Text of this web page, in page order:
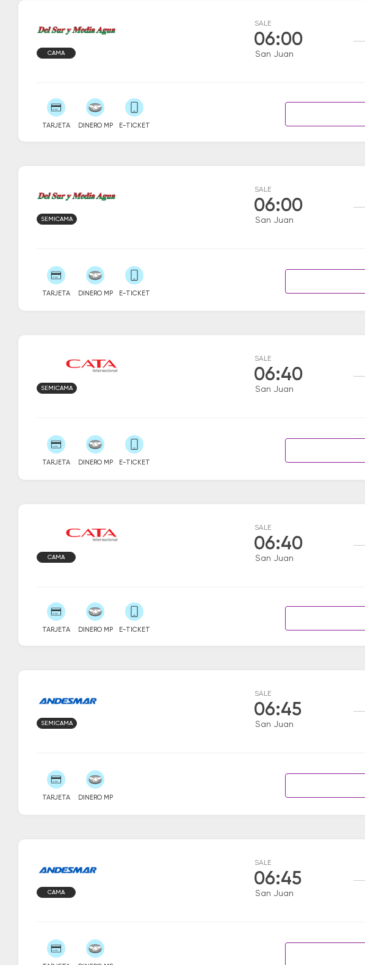
SALE
06:00
San Juan
CAMA
TARJETA DINERO MP E-TICKET
SALE
06:00
San Juan
SEMICAMA
TARJETA DINERO MP E-TICKET
SALE
06:40
San Juan
SEMICAMA
TARJETA DINERO MP E-TICKET
SALE
06:40
San Juan
CAMA
TARJETA DINERO MP E-TICKET
SALE
06:45
San Juan
SEMICAMA
TARJETA DINERO MP
SALE
06:45
San Juan
CAMA